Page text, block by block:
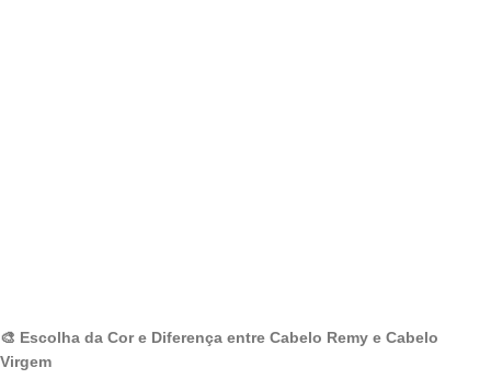
🎨 Escolha da Cor e Diferença entre Cabelo Remy e Cabelo
Virgem